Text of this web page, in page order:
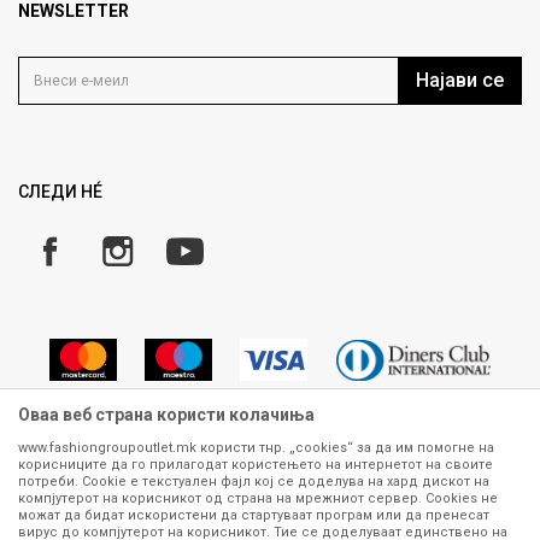
Продавница
Кариера
Политика на приватност
Како да купите
Замена и рефундација на производи
Плаќање
NEWSLETTER
Најави се
СЛЕДИ НÉ
Сите информации околу производите кои се изложени на нашата
онлајн продавница се стремиме да бидат конкретни, точни и прецизни,
меѓутоа не можеме да гарантираме дека се без ниту една грешка или
Оваа веб страна користи колачиња
www.fashiongroupoutlet.mk користи тнр. „cookies“ за да им помогне на
корисниците да го прилагодат користењето на интернетот на своите
потреби. Cookie е текстуален фајл кој се доделува на хард дискот на
компјутерот на корисникот од страна на мрежниот сервер. Cookies не
можат да бидат искористени да стартуваат програм или да пренесат
вирус до компјутерот на корисникот. Тие се доделуваат единствено на